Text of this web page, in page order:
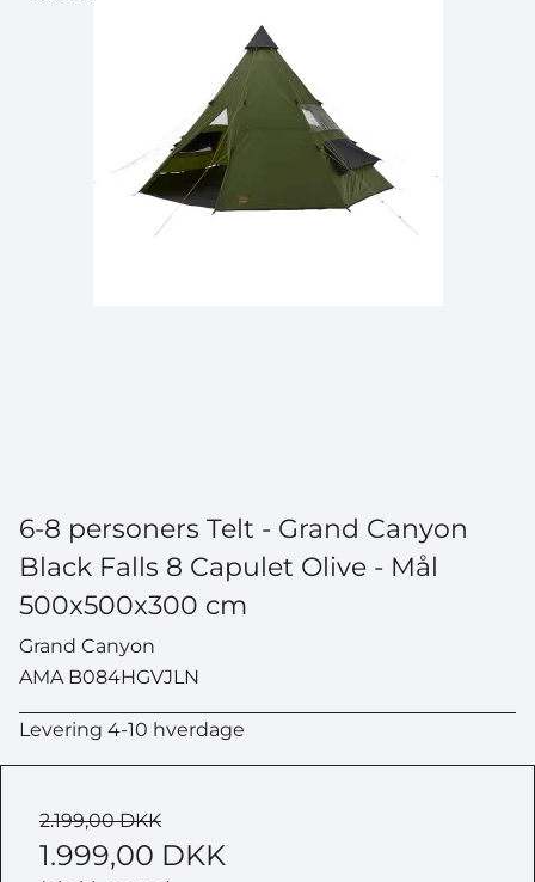
6-8 personers Telt - Grand Canyon
Black Falls 8 Capulet Olive - Mål
500x500x300 cm
Grand Canyon
AMA B084HGVJLN
Levering 4-10 hverdage
2.199,00 DKK
1.999,00 DKK